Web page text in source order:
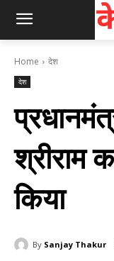
Home देश
देश
श्रीराम
किया
By Sanjay Thakur